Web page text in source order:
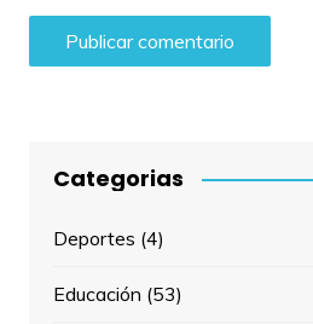
Categorias
Deportes (4)
Educación (53)